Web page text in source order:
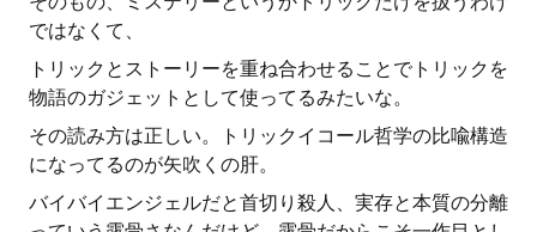
ではなくて、
トリックとストーリーを重ね合わせることでトリックを
物語のガジェットとして使ってるみたいな。
その読み方は正しい。トリックイコール哲学の比喩構造
になってるのが矢吹くの肝。
バイバイエンジェルだと首切り殺人、実存と本質の分離